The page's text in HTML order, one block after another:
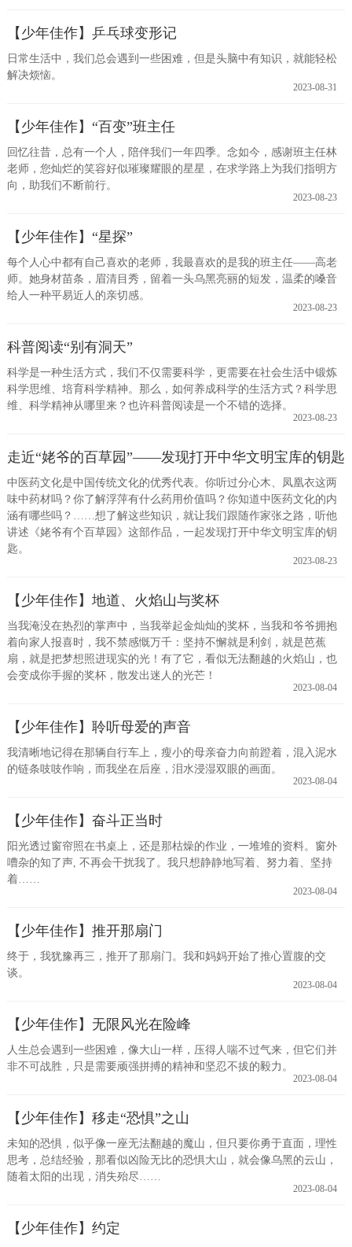
【少年佳作】乒乓球变形记
日常生活中，我们总会遇到一些困难，但是头脑中有知识，就能轻松
解决烦恼。
2023-08-31
【少年佳作】“百变”班主任
回忆往昔，总有一个人，陪伴我们一年四季。念如今，感谢班主任林
老师，您灿烂的笑容好似璀璨耀眼的星星，在求学路上为我们指明方
向，助我们不断前行。
2023-08-23
【少年佳作】“星探”
每个人心中都有自己喜欢的老师，我最喜欢的是我的班主任——高老
师。她身材苗条，眉清目秀，留着一头乌黑亮丽的短发，温柔的嗓音
给人一种平易近人的亲切感。
2023-08-23
科普阅读“别有洞天”
科学是一种生活方式，我们不仅需要科学，更需要在社会生活中锻炼
科学思维、培育科学精神。那么，如何养成科学的生活方式？科学思
维、科学精神从哪里来？也许科普阅读是一个不错的选择。
2023-08-23
走近“姥爷的百草园”——发现打开中华文明宝库的钥匙
中医药文化是中国传统文化的优秀代表。你听过分心木、凤凰衣这两
味中药材吗？你了解浮萍有什么药用价值吗？你知道中医药文化的内
涵有哪些吗？……想了解这些知识，就让我们跟随作家张之路，听他
讲述《姥爷有个百草园》这部作品，一起发现打开中华文明宝库的钥
匙。
2023-08-23
【少年佳作】地道、火焰山与奖杯
当我淹没在热烈的掌声中，当我举起金灿灿的奖杯，当我和爷爷拥抱
着向家人报喜时，我不禁感慨万千：坚持不懈就是利剑，就是芭蕉
扇，就是把梦想照进现实的光！有了它，看似无法翻越的火焰山，也
会变成你手握的奖杯，散发出迷人的光芒！
2023-08-04
【少年佳作】聆听母爱的声音
我清晰地记得在那辆自行车上，瘦小的母亲奋力向前蹬着，混入泥水
的链条吱吱作响，而我坐在后座，泪水浸湿双眼的画面。
2023-08-04
【少年佳作】奋斗正当时
阳光透过窗帘照在书桌上，还是那枯燥的作业，一堆堆的资料。窗外
嘈杂的知了声, 不再会干扰我了。我只想静静地写着、努力着、坚持
着……
2023-08-04
【少年佳作】推开那扇门
终于，我犹豫再三，推开了那扇门。我和妈妈开始了推心置腹的交
谈。
2023-08-04
【少年佳作】无限风光在险峰
人生总会遇到一些困难，像大山一样，压得人喘不过气来，但它们并
非不可战胜，只是需要顽强拼搏的精神和坚忍不拔的毅力。
2023-08-04
【少年佳作】移走“恐惧”之山
未知的恐惧，似乎像一座无法翻越的魔山，但只要你勇于直面，理性
思考，总结经验，那看似凶险无比的恐惧大山，就会像乌黑的云山，
随着太阳的出现，消失殆尽……
2023-08-04
【少年佳作】约定